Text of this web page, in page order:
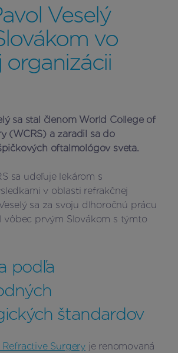
Veselý
vo
organizácii
sa stal členom World College of
(WCRS) a zaradil sa do
oftalmológov sveta.
sa udeľuje lekárom s
v oblasti refrakčnej
sa za svoju dlhoročnú prácu
vôbec prvým Slovákom s týmto
podľa
štandardov
Surgery je renomovaná